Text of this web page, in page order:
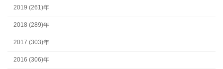
2019 (261)年
2018 (289)年
2017 (303)年
2016 (306)年